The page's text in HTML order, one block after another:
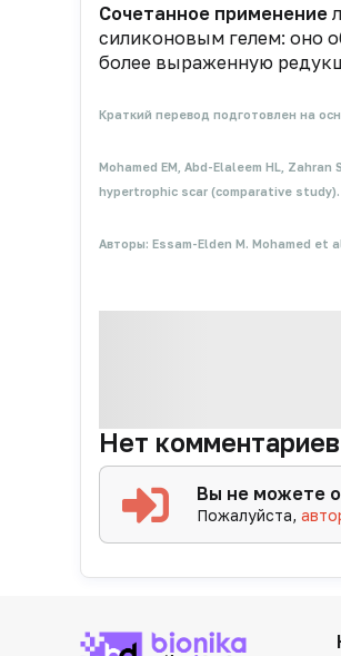
Сочетанное применение
силиконовым гелем: оно
более выраженную
Краткий перевод подготовлен на
Mohamed EM, Abd-Elaleem HL,
hypertrophic scar (comparative
Авторы: Essam-Elden M. Mohamed et
Нет комментариев
Вы не можете
Пожалуйста,